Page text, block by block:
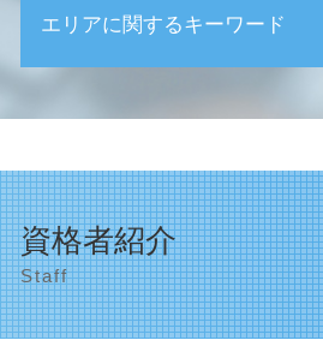
遺産整理 不動産
生前贈与 非課税
相続税 延納
生前贈与 不動産
相続税基礎控除 相続放棄
相続 受け取り方
相続 延長申請
株式 相続評価額
ものづくり補助金 個人事業主
資金繰り
顧問税理士 大企業
創業支援 中小企業庁
確定申告 帳簿
会計ソフト導入 とは
資金繰り 計画
法人成り タイミング
エリアに関するキーワード
相続税申告 世田谷区
品川区 決算申告
品川区 助成金申請
目黒区 事業計画の作成
品川区 事業計画の作成
世田谷区 税理士事務所
資格者紹介
Staff